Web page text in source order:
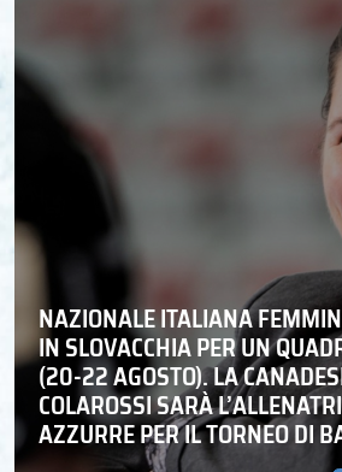
NAZIONALE ITALIANA
IN SLOVACCHIA PER UN
(20-22 AGOSTO). LA
COLAROSSI SARÀ
AZZURRE PER IL TORNEO DI